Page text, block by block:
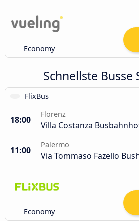
Economy
Schnellste Busse
FlixBus
18:00
Florenz
Villa Costanza
11:00
Palermo
Via Tommaso Fazello
Economy